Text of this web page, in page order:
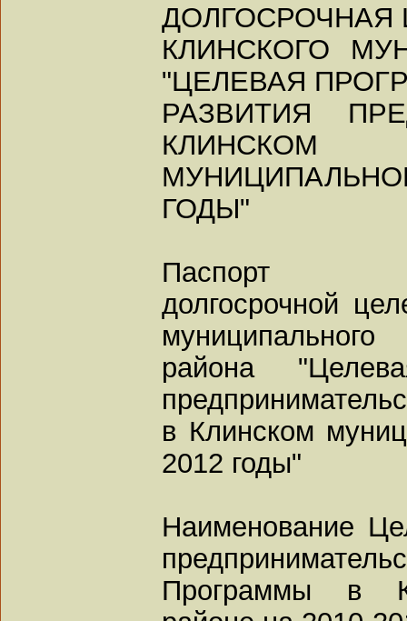
ДОЛГОСРОЧНАЯ
КЛИНСКОГО
"ЦЕЛЕВАЯ
РАЗВИТИЯ
КЛИНСКОМ
ГОДЫ"
Паспорт
долгосрочной
муниципального
района
в Клинском
2012 годы"
Наименование
Программы в